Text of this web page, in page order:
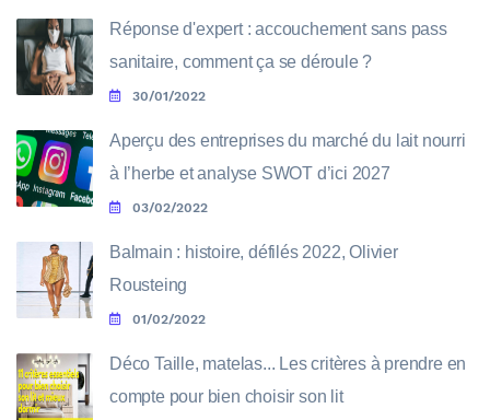
Réponse d'expert : accouchement sans pass
sanitaire, comment ça se déroule ?
30/01/2022
Aperçu des entreprises du marché du lait nourri
à l’herbe et analyse SWOT d’ici 2027
03/02/2022
Balmain : histoire, défilés 2022, Olivier
Rousteing
01/02/2022
Déco Taille, matelas... Les critères à prendre en
compte pour bien choisir son lit